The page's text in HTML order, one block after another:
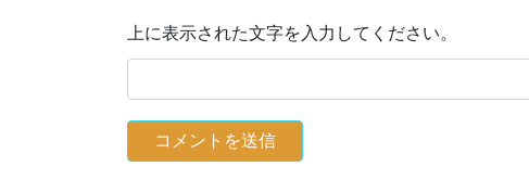
上に表示された文字を入力してください。